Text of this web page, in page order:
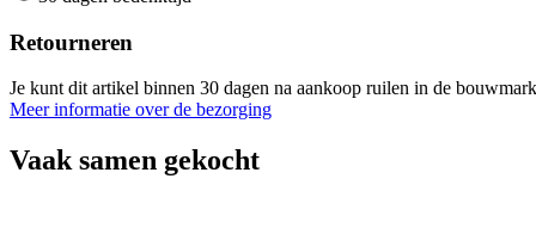
Retourneren
Je kunt dit artikel binnen 30 dagen na aankoop ruilen in de
Meer informatie over de bezorging
Vaak samen gekocht